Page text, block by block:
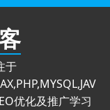
于
优化及推广学习